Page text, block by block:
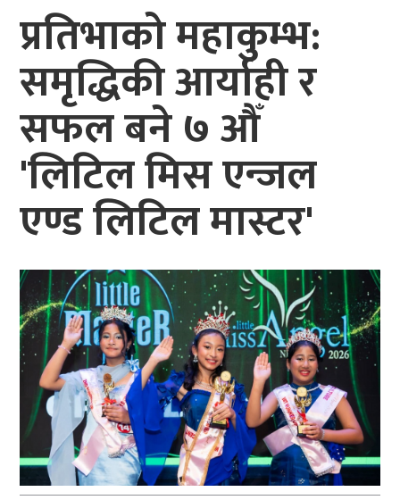
प्रतिभाको महाकुम्भ:
समृद्धिकी आर्याही र
सफल बने ७ औँ
'लिटिल मिस एन्जल
एण्ड लिटिल मास्टर'